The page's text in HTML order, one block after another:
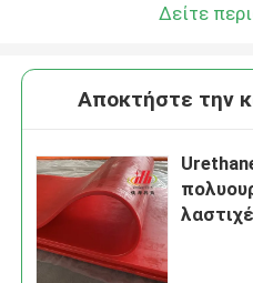
Δείτε
Αποκτήστε την